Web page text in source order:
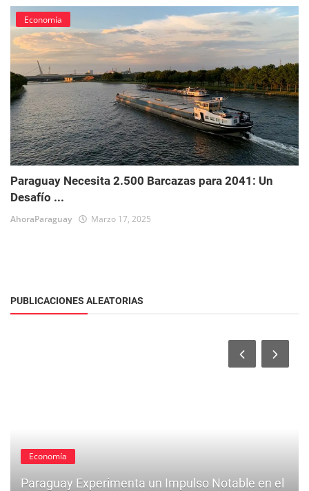
Economía
Paraguay Necesita 2.500 Barcazas para 2041: Un
Desafío ...
AhoraParaguay Marzo 17, 2025
PUBLICACIONES ALEATORIAS
Economía
Paraguay Experimenta un Impulso Notable en el